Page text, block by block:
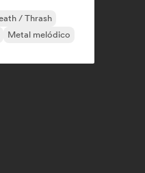
/ Thrash
Metal melódico